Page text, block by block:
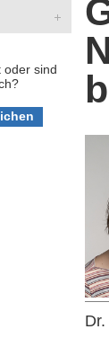
oder sind